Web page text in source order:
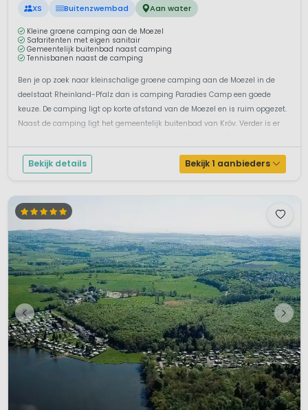
XS Buitenzwembad Aan water
Kleine groene camping aan de Moezel
Safaritenten met eigen sanitair
Gemeentelijk buitenbad naast camping
Tennisbanen naast de camping
Ben je op zoek naar kleinschalige groene camping aan de Moezel in de
deelstaat Rheinland-Pfalz dan is camping Paradies Camp een goede
keuze. De camping ligt op korte afstand van de Moezel en is ruim opgezet.
Naast de camping ligt het gemeentelijk buitenbad van Kröv. Verder is er
Bekijk details Bekijk 1 aanbieders